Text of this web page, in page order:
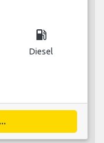
local_gas_station
Diesel